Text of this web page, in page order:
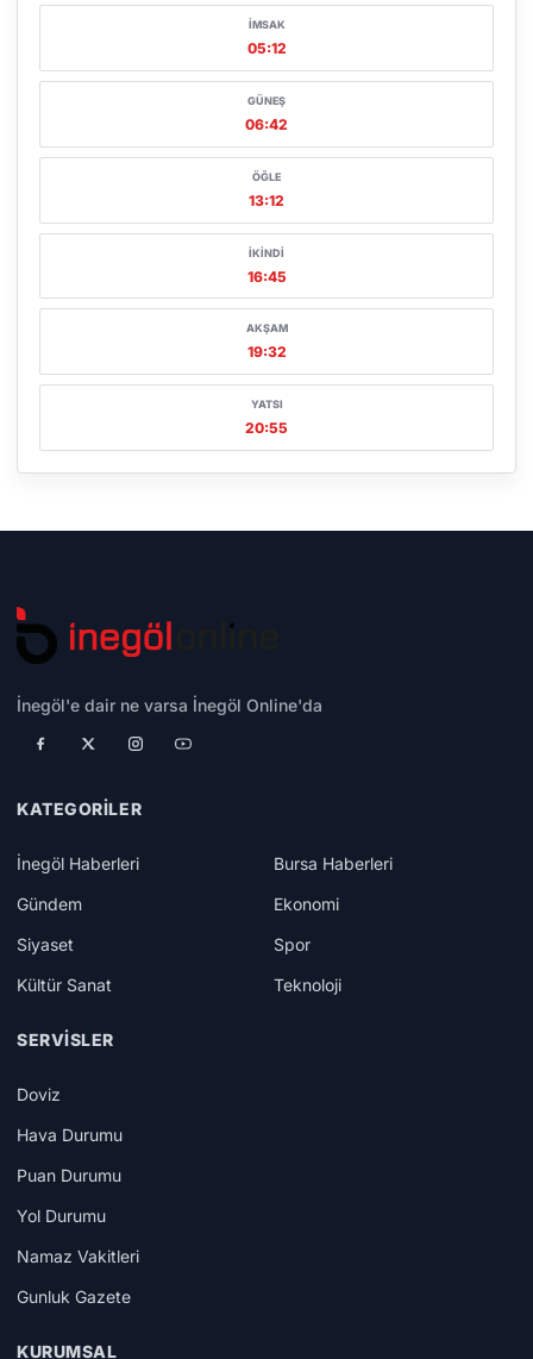
İMSAK
05:12
GÜNEŞ
06:42
ÖĞLE
13:12
İKINDI
16:45
AKŞAM
19:32
YATSI
20:55
İnegöl'e dair ne varsa İnegöl Online'da
KATEGORILER
İnegöl Haberleri
Bursa Haberleri
Gündem
Ekonomi
Siyaset
Spor
Kültür Sanat
Teknoloji
SERVISLER
Doviz
Hava Durumu
Puan Durumu
Yol Durumu
Namaz Vakitleri
Gunluk Gazete
KURUMSAL